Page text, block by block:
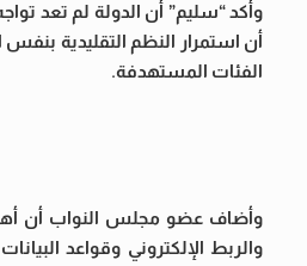
وأكد “سليم” أن الدولة لم تعد
أن استمرار النظم التقليدية
الفئات المستهدفة.
وأضاف عضو مجلس النواب أن
والربط الإلكتروني وقواعد